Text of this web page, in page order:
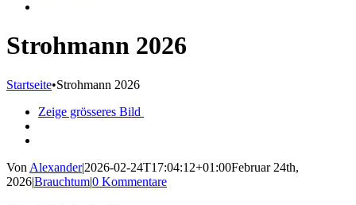
Strohmann 2026
Startseite•Strohmann 2026
Zeige grösseres Bild
Von Alexander|2026-02-24T17:04:12+01:00Februar 24th,
2026|Brauchtum|0 Kommentare